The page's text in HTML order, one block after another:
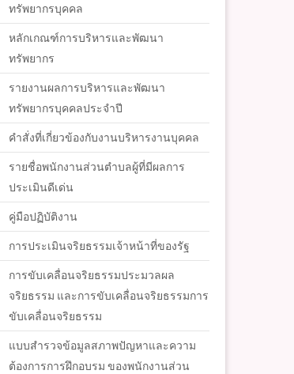
ทรัพยากรบุคคล
หลักเกณฑ์การบริหารและพัฒนา
ทรัพยากร
รายงานผลการบริหารและพัฒนา
ทรัพยากรบุคคลประจำปี
คำสั่งที่เกี่ยวข้องกับงานบริหารงานบุคคล
รายชื่อพนักงานส่วนตำบลผู้ที่มีผลการ
ประเมินดีเด่น
คู่มือปฏิบัติงาน
การประเมินจริยธรรมเจ้าหน้าที่ของรัฐ
การขับเคลื่อนจริยธรรมประมวลผล
จริยธรรม และการขับเคลื่อนจริยธรรมการ
ขับเคลื่อนจริยธรรม
แบบสำรวจข้อมูลสภาพปัญหาและความ
ต้องการการฝึกอบรม ของพนักงานส่วน